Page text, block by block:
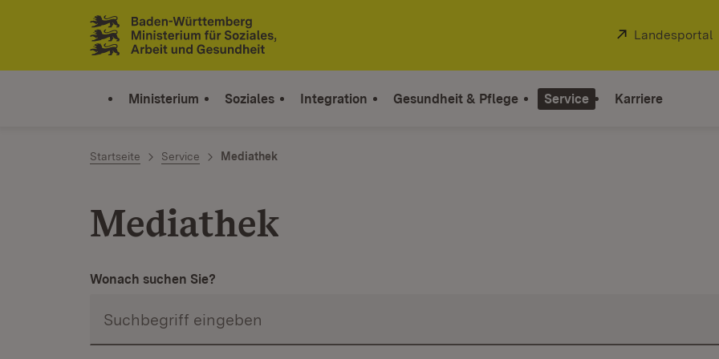
Zum Inhalt springen
Link zur Startseite
Extern:
Landesportal
Ministerium Soziales Integration Gesundheit & Pflege Service Karriere
Startseite Service Mediathek
Mediathek
Wonach suchen Sie?